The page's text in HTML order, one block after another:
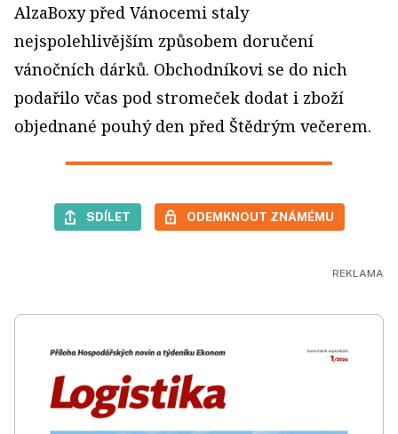
AlzaBoxy před Vánocemi staly
nejspolehlivějším způsobem doručení
vánočních dárků. Obchodníkovi se do nich
podařilo včas pod stromeček dodat i zboží
objednané pouhý den před Štědrým večerem.
SDÍLET ODEMKNOUT ZNÁMÉMU